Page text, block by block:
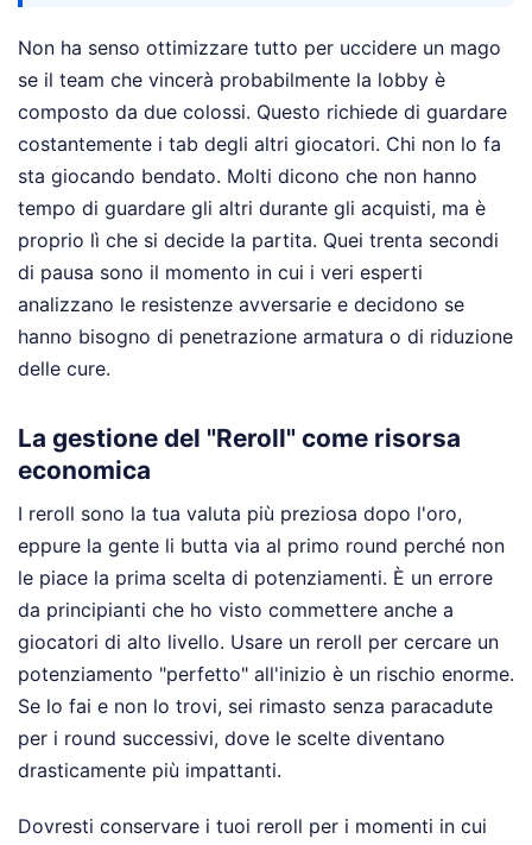
Non ha senso ottimizzare tutto per uccidere un mago
se il team che vincerà probabilmente la lobby è
composto da due colossi. Questo richiede di guardare
costantemente i tab degli altri giocatori. Chi non lo fa
sta giocando bendato. Molti dicono che non hanno
tempo di guardare gli altri durante gli acquisti, ma è
proprio lì che si decide la partita. Quei trenta secondi
di pausa sono il momento in cui i veri esperti
analizzano le resistenze avversarie e decidono se
hanno bisogno di penetrazione armatura o di riduzione
delle cure.
La gestione del "Reroll" come risorsa
economica
I reroll sono la tua valuta più preziosa dopo l'oro,
eppure la gente li butta via al primo round perché non
le piace la prima scelta di potenziamenti. È un errore
da principianti che ho visto commettere anche a
giocatori di alto livello. Usare un reroll per cercare un
potenziamento "perfetto" all'inizio è un rischio enorme.
Se lo fai e non lo trovi, sei rimasto senza paracadute
per i round successivi, dove le scelte diventano
drasticamente più impattanti.
Dovresti conservare i tuoi reroll per i momenti in cui